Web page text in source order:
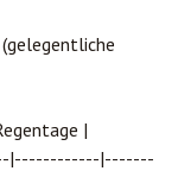
|
|------------|-------